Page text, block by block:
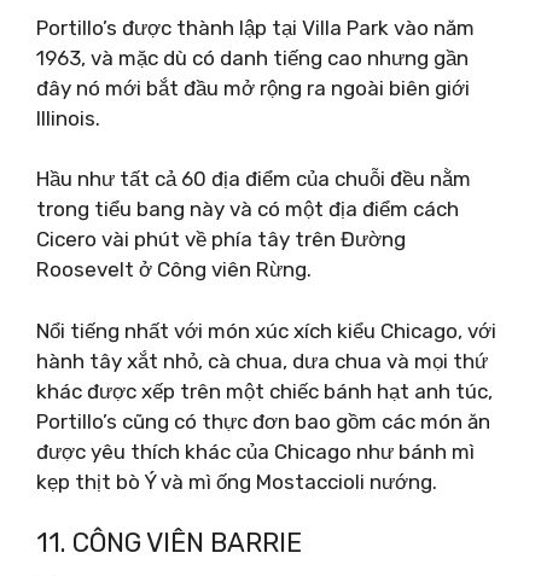
Portillo’s được thành lập tại Villa Park vào năm
1963, và mặc dù có danh tiếng cao nhưng gần
đây nó mới bắt đầu mở rộng ra ngoài biên giới
Illinois.
Hầu như tất cả 60 địa điểm của chuỗi đều nằm
trong tiểu bang này và có một địa điểm cách
Cicero vài phút về phía tây trên Đường
Roosevelt ở Công viên Rừng.
Nổi tiếng nhất với món xúc xích kiểu Chicago, với
hành tây xắt nhỏ, cà chua, dưa chua và mọi thứ
khác được xếp trên một chiếc bánh hạt anh túc,
Portillo’s cũng có thực đơn bao gồm các món ăn
được yêu thích khác của Chicago như bánh mì
kẹp thịt bò Ý và mì ống Mostaccioli nướng.
11. CÔNG VIÊN BARRIE